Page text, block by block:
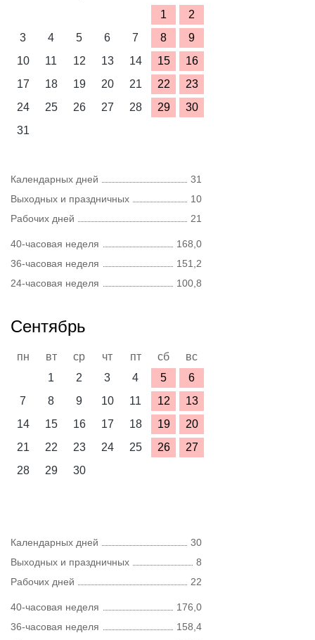
1
2
3
4 5 6 7 8
9
10
11 12 13 14 15
16
17
18 19 20 21 22
23
24
25 26 27 28 29
30
31
Календарных дней
31
Выходных и праздничных
10
Рабочих дней
21
40-часовая неделя
168,0
36-часовая неделя
151,2
24-часовая неделя
100,8
Сентябрь
пн вт ср чт пт сб
вс
1
2 3 4 5
6
7
8 9 10 11 12
13
14
15 16 17 18 19
20
21
22 23 24 25 26
27
28
29 30
Календарных дней
30
Выходных и праздничных
8
Рабочих дней
22
40-часовая неделя
176,0
36-часовая неделя
158,4